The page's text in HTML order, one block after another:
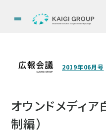
2019年06月号
オウンドメディ
制編）